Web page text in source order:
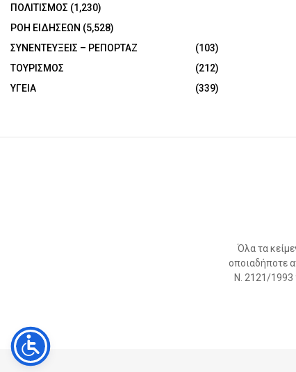
ΠΟΛΙΤΙΣΜΟΣ (1,230)
ΡΟΗ ΕΙΔΗΣΕΩΝ (5,528)
ΣΥΝΕΝΤΕΥΞΕΙΣ – ΡΕΠΟΡΤΑΖ
(103)
ΤΟΥΡΙΣΜΟΣ
(212)
ΥΓΕΙΑ
(339)
Όλα τα
οποιαδήποτε
Ν. 2121/1993